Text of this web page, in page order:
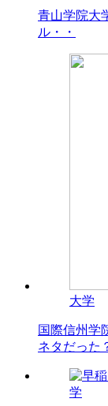
青山学院大
ル・・
大学
国際信州学
ネタだった
学